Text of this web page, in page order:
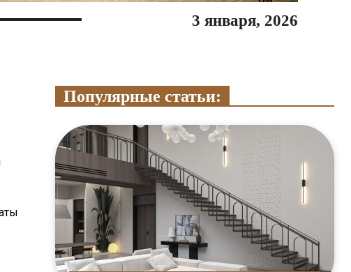
3 января, 2026
Популярные статьи: